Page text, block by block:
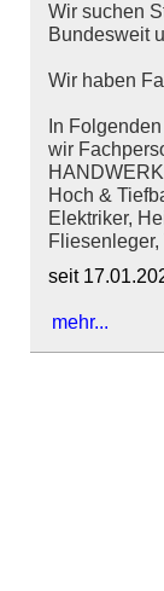
Wir suchen
Bundesweit
Wir haben
In
wir
Hoch &
Elektriker,
Fliesenleger,
seit
mehr...